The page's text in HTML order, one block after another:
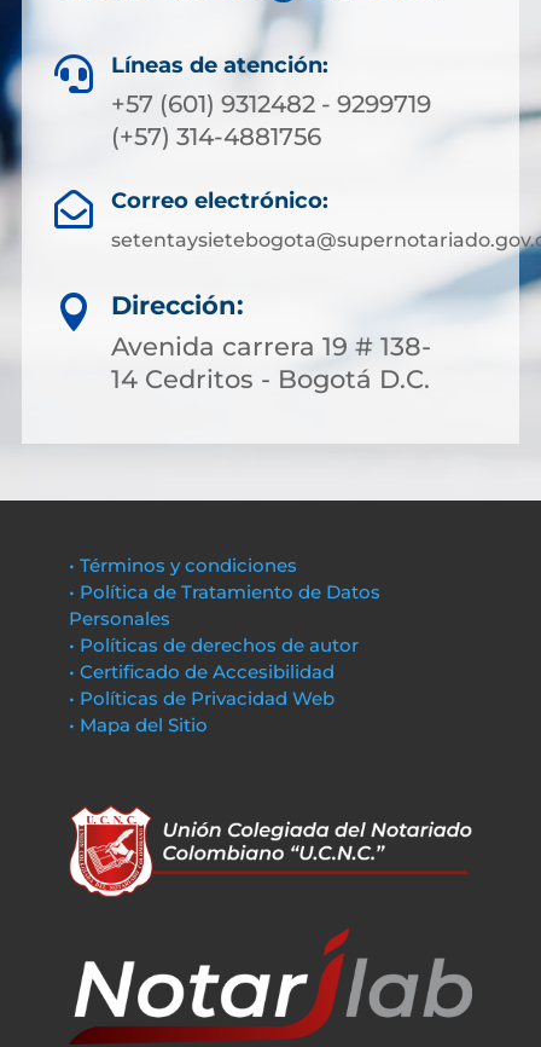
 Líneas de atención:
+57 (601) 9312482 - 9299719
(+57) 314-4881756
 Correo electrónico:

Dirección:
Avenida carrera 19 # 138-
14 Cedritos - Bogotá D.C.
• Términos y condiciones
• Política de Tratamiento de Datos
Personales
• Políticas de derechos de autor
• Certificado de Accesibilidad
• Políticas de Privacidad Web
• Mapa del Sitio